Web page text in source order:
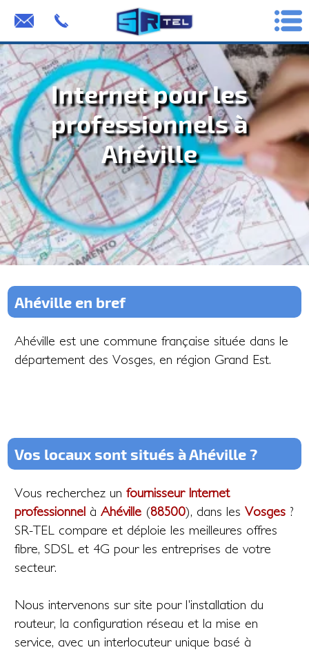
Internet pour les
professionnels à
Ahéville
Ahéville en bref
Ahéville est une commune française située dans le
département des Vosges, en région Grand Est.
Vos locaux sont situés à Ahéville ?
Vous recherchez unfournisseur Internet
professionnel àAhéville (88500), dans lesVosges ?
SR-TEL compare et déploie les meilleures offres
fibre, SDSL et 4G pour les entreprises de votre
secteur.
Nous intervenons sur site pour l'installation du
routeur, la configuration réseau et la mise en
service, avec un interlocuteur unique basé à